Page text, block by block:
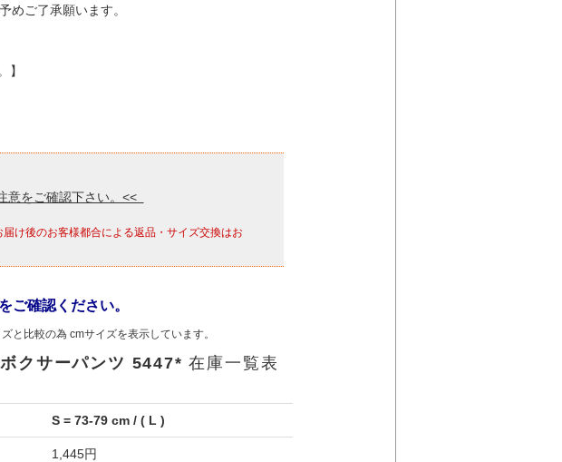
めご了承願います。
】
意をご確認下さい。<<
け後のお客様都合による返品・サイズ交換はお
ご確認ください。